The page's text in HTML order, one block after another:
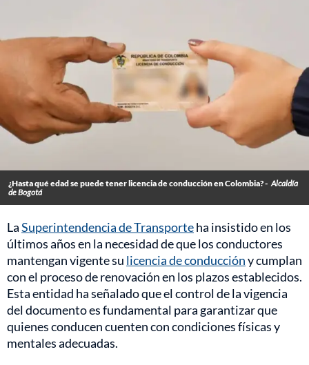
¿Hasta qué edad se puede tener licencia de conducción en Colombia? - Alcaldía
de Bogotá
LaSuperintendencia de Transporteha insistido en los
últimos años en la necesidad de que los conductores
mantengan vigente su licencia de conduccióny cumplan
con el proceso de renovación en los plazos establecidos.
Esta entidad ha señalado que el control de la vigencia
del documento es fundamental para garantizar que
quienes conducen cuenten con condiciones físicas y
mentales adecuadas.